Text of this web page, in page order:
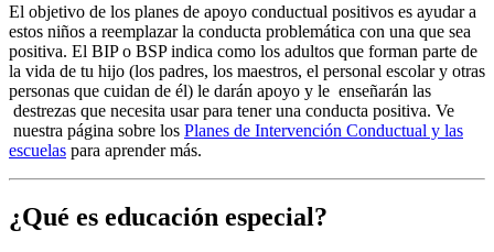
El objetivo de los planes de apoyo conductual positivos es ayudar a
estos niños a reemplazar la conducta problemática con una que sea
positiva. El BIP o BSP indica como los adultos que forman parte de
la vida de tu hijo (los padres, los maestros, el personal escolar y otras
personas que cuidan de él) le darán apoyo y le enseñarán las
destrezas que necesita usar para tener una conducta positiva. Ve
nuestra página sobre los Planes de Intervención Conductual y las
escuelas para aprender más.
¿Qué es educación especial?